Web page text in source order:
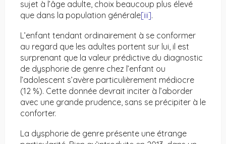
sujet à l’âge adulte, choix beaucoup plus élevé
que dans la population générale[iii].
L’enfant tendant ordinairement à se conformer
au regard que les adultes portent sur lui, il est
surprenant que la valeur prédictive du diagnostic
de dysphorie de genre chez l’enfant ou
l’adolescent s’avère particulièrement médiocre
(12 %). Cette donnée devrait inciter à l’aborder
avec une grande prudence, sans se précipiter à le
conforter.
La dysphorie de genre présente une étrange